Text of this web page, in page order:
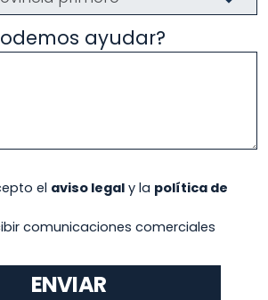
ayudar?
el aviso legal y la política de
comunicaciones comerciales
ENVIAR